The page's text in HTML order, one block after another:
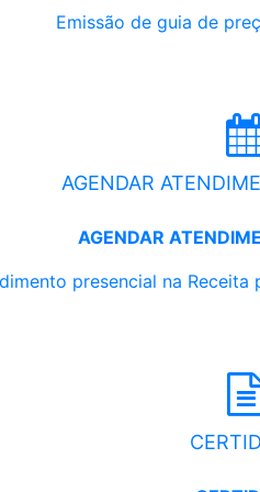
Emissão de guia de
AGENDAR
AGENDAR
presencial na